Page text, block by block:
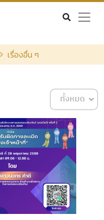
ดูถ่ายทอดสด
สื่อการเรียนรู้
หนังสืออิเล็กทรอนิกส์
EN | TH
เรื่องอื่น ๆ
ทั้งหมด